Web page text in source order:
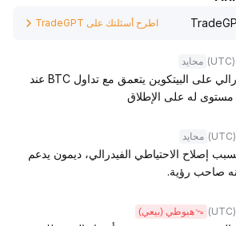
اطرح أسئلتك على TradeGPT
(UTC) محايد
تأثير الاحتياطي الفيدرالي على البيتكوين يتعمق مع تداول BTC عند
(UTC) محايد
إصلاح الاحتياطي الفيدرالي، ديمون يدعم
صاحب رؤية.
(UTC) هبوطي (بيعي)